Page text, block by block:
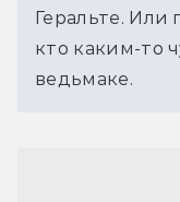
Геральте. Или
кто каким-то
ведьмаке.